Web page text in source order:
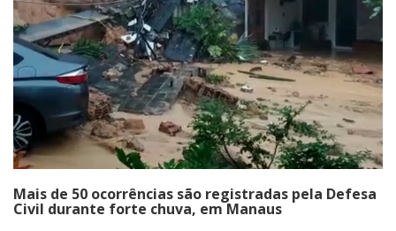
Mais de 50 ocorrências são registradas pela Defesa
Civil durante forte chuva, em Manaus